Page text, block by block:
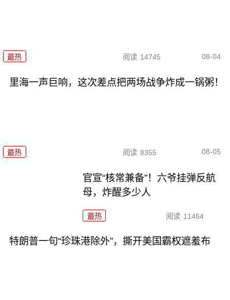
最热 阅读 14745 08-04
里海一声巨响，这次差点把两场战争炸成一锅粥！
最热 阅读 8355 08-05
官宣“核常兼备”！六爷挂弹反航
母，炸醒多少人
最热 阅读 11464
特朗普一句“珍珠港除外”，撕开美国霸权遮羞布